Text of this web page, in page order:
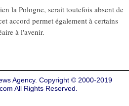
la Pologne, serait toutefois absent de
accord permet également à certains
à l'avenir.
Agency. Copyright © 2000-2019
All Rights Reserved.